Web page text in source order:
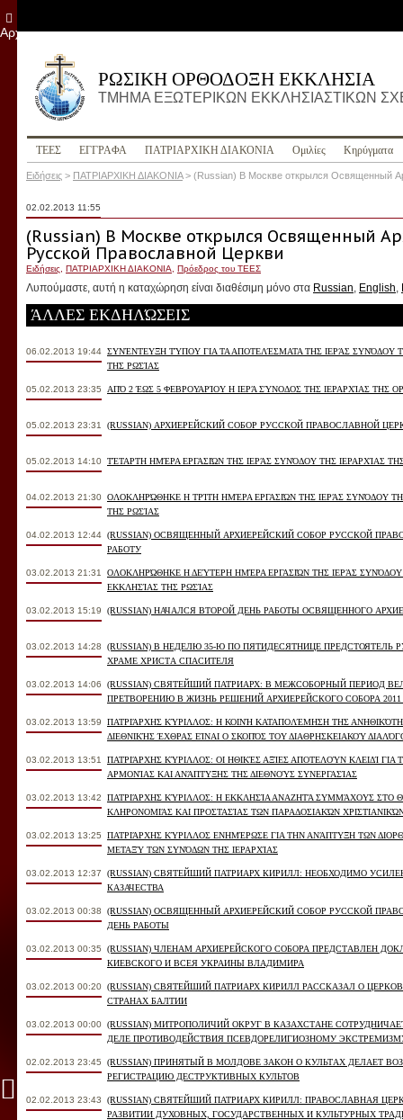
ΡΩΣΙΚΗ ΟΡΘΟΔΟΞΗ ΕΚΚΛΗΣΙΑ
ΤΜΗΜΑ ΕΞΩΤΕΡΙΚΩΝ ΕΚΚΛΗΣΙΑΣΤΙΚΩΝ
ΤΕΕΣ ΕΓΓΡΑΦΑ ПΑΤΡΙΑΡΧΙΚΗ ΔΙΑΚΟΝΙΑ Ομιλίες Κηρύγματα
Ειδήσεις > ПΑΤΡΙΑΡΧΙΚΗ ΔΙΑΚΟΝΙΑ> (Russian) В Москве открылся Освященный
02.02.2013 11:55
(Russian) В Москве открылся Освященный
Русской Православной Церкви
Ειδήσεις ПΑΤΡΙΑΡΧΙΚΗ ΔΙΑΚΟΝΙΑ Пρόεδρος του ΤΕΕΣ
Λυπούμαστε, αυτή η καταχώρηση είναι διαθέσιμη μόνο στα Russian, English,
ΆΛΛΕΣ ΕΚΔΗΛΏΣΕΙΣ
06.02.2013 19:44 ΣΥΝΈΝΤΕΥΞΗ ΤΎΠΟΥ ΓΙΑ ΤΑ ΑΠΟΤΕΛΈΣΜΑΤΑ ΤΗΣ ΙΕΡΆΣ ΣΥΝΌΔΟΥ
ΤΗΣ ΡΩΣΊΑΣ
05.02.2013 23:35 ΑΠΌ 2 ΈΩΣ 5 ΦΕΒΡΟΥΑΡΊΟΥ Η ΙΕΡΆ ΣΎΝΟΔΟΣ ΤΗΣ ΙΕΡΑΡΧΊΑΣ ΤΗΣ
05.02.2013 23:31 (RUSSIAN) АРХИЕРЕЙСКИЙ СОБОР РУССКОЙ ПРАВОСЛАВНОЙ
05.02.2013 14:10 ΤΈΤΑΡΤΗ ΗΜΈΡΑ ΕΡΓΑΣΙΏΝ ΤΗΣ ΙΕΡΆΣ ΣΥΝΌΔΟΥ ΤΗΣ ΙΕΡΑΡΧΊΑΣ
04.02.2013 21:30 ΟΛΟΚΛΗΡΏΘΗΚΕ Η ΤΡΊΤΗ ΗΜΈΡΑ ΕΡΓΑΣΙΏΝ ΤΗΣ ΙΕΡΆΣ ΣΥΝΌΔΟΥ
ΤΗΣ ΡΩΣΊΑΣ
04.02.2013 12:44 (RUSSIAN) ОСВЯЩЕННЫЙ АРХИЕРЕЙСКИЙ СОБОР РУССКОЙ
РАБОТУ
03.02.2013 21:31
ΟΛΟΚΛΗΡΏΘΗΚΕ Η ΔΕΎΤΕΡΗ ΗΜΈΡΑ ΕΡΓΑΣΙΏΝ ΤΗΣ ΙΕΡΆΣ
ΕΚΚΛΗΣΊΑΣ ΤΗΣ ΡΩΣΊΑΣ
03.02.2013 15:19 (RUSSIAN) НАЧАЛСЯ ВТОРОЙ ДЕНЬ РАБОТЫ ОСВЯЩЕННОГО
03.02.2013 14:28
(RUSSIAN) В НЕДЕЛЮ 35-Ю ПО ПЯТИДЕСЯТНИЦЕ
ХРАМЕ ХРИСТА СПАСИТЕЛЯ
03.02.2013 14:06
(RUSSIAN) СВЯТЕЙШИЙ ПАТРИАРХ: В МЕЖСОБОРНЫЙ ПЕРИОД
ПРЕТВОРЕНИЮ В ЖИЗНЬ РЕШЕНИЙ АРХИЕРЕЙСКОГО СОБОРА
03.02.2013 13:59
ΠΑΤΡΙΆΡΧΗΣ ΚΎΡΙΛΛΟΣ: Η ΚΟΙΝΉ ΚΑΤΑΠΟΛΈΜΗΣΗ ΤΗΣ
ΕΘΝΙΚΉΣ ΈΧΘΡΑΣ ΕΊΝΑΙ Ο ΣΚΟΠΌΣ ΤΟΥ ΔΙΑΘΡΗΣΚΕΙΑΚΟΎ ΔΙΑΛΌΓΟΥ
03.02.2013 13:51
ΠΑΤΡΙΆΡΧΗΣ ΚΎΡΙΛΛΟΣ: ΟΙ ΗΘΙΚΈΣ ΑΞΊΕΣ ΑΠΟΤΕΛΟΎΝ ΚΛΕΙΔΊ ΓΙΑ
ΑΡΜΟΝΊΑΣ ΚΑΙ ΑΝΆΠΤΥΞΗΣ ΤΗΣ ΔΙΕΘΝΟΎΣ ΣΥΝΕΡΓΑΣΊΑΣ
03.02.2013 13:42
ΠΑΤΡΙΆΡΧΗΣ ΚΎΡΙΛΛΟΣ: Η ΕΚΚΛΗΣΊΑ ΑΝΑΖΗΤΆ ΣΥΜΜΆΧΟΥΣ ΣΤΟ
ΚΛΗΡΟΝΟΜΙΆΣ ΚΑΙ ΠΡΟΣΤΑΣΊΑΣ ΤΩΝ ΠΑΡΑΔΟΣΙΑΚΏΝ
03.02.2013 13:25
ΠΑΤΡΙΆΡΧΗΣ ΚΎΡΙΛΛΟΣ ΕΝΗΜΈΡΩΣΕ ΓΙΑ ΤΗΝ ΑΝΆΠΤΥΞΗ ΤΩΝ
ΜΕΤΑΞΎ ΤΩΝ ΣΥΝΌΔΩΝ ΤΗΣ ΙΕΡΑΡΧΊΑΣ
03.02.2013 12:37
(RUSSIAN) СВЯТЕЙШИЙ ПАТРИАРХ КИРИЛЛ: НЕОБХОДИМО
КАЗАЧЕСТВА
03.02.2013 00:38
(RUSSIAN) ОСВЯЩЕННЫЙ АРХИЕРЕЙСКИЙ СОБОР РУССКОЙ
ДЕНЬ РАБОТЫ
03.02.2013 00:35
(RUSSIAN) ЧЛЕНАМ АРХИЕРЕЙСКОГО СОБОРА ПРЕДСТАВЛЕН
КИЕВСКОГО И ВСЕЯ УКРАИНЫ ВЛАДИМИРА
03.02.2013 00:20 (RUSSIAN) СВЯТЕЙШИЙ ПАТРИАРХ КИРИЛЛ РАССКАЗАЛ О
СТРАНАХ БАЛТИИ
03.02.2013 00:00 (RUSSIAN) МИТРОПОЛИЧИЙ ОКРУГ В КАЗАХСТАНЕ
ДЕЛЕ ПРОТИВОДЕЙСТВИЯ ПСЕВДОРЕЛИГИОЗНОМУ
02.02.2013 23:45
(RUSSIAN) ПРИНЯТЫЙ В МОЛДОВЕ ЗАКОН О КУЛЬТАХ ДЕЛАЕТ
РЕГИСТРАЦИЮ ДЕСТРУКТИВНЫХ КУЛЬТОВ
02.02.2013 23:43
(RUSSIAN) СВЯТЕЙШИЙ ПАТРИАРХ КИРИЛЛ: ПРАВОСЛАВНАЯ
РАЗВИТИИ ДУХОВНЫХ, ГОСУДАРСТВЕННЫХ И КУЛЬТУРНЫХ
Αρχείο